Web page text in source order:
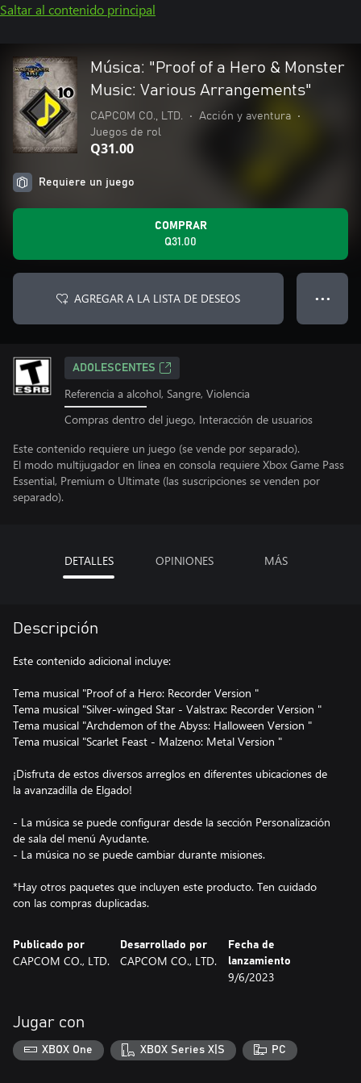
Saltar al contenido principal
Música: "Proof of a Hero & Monster
Music: Various Arrangements"
CAPCOM CO., LTD. • Acción y aventura
•
Juegos de rol
Q31.00
Requiere un juego
COMPRAR
Q31.00
AGREGAR A LA LISTA DE DESEOS ● ● ●
ADOLESCENTES
Referencia a alcohol, Sangre, Violencia
Compras dentro del juego, Interacción de usuarios
Este contenido requiere un juego (se vende por separado).
El modo multijugador en línea en consola requiere Xbox Game Pass
Essential, Premium o Ultimate (las suscripciones se venden por
separado).
DETALLES OPINIONES MÁS
Descripción
Este contenido adicional incluye:
Tema musical "Proof of a Hero: Recorder Version "
Tema musical "Silver-winged Star - Valstrax: Recorder Version "
Tema musical "Archdemon of the Abyss: Halloween Version "
Tema musical "Scarlet Feast - Malzeno: Metal Version "
¡Disfruta de estos diversos arreglos en diferentes ubicaciones de
la avanzadilla de Elgado!
- La música se puede configurar desde la sección Personalización
de sala del menú Ayudante.
- La música no se puede cambiar durante misiones.
*Hay otros paquetes que incluyen este producto. Ten cuidado
con las compras duplicadas.
Publicado por
CAPCOM CO., LTD.
Desarrollado por
CAPCOM CO., LTD.
Fecha de
lanzamiento
9/6/2023
Jugar con
XBOX One XBOX Series X|S PC